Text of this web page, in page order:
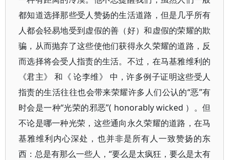
都知道选择那些受人赞扬的生活道路，但是几乎所有
人都会轻易地受到虚假的善（好）和虚假的荣耀的欺
骗，从而抛弃了这些使他们获得永久荣耀的道路，反
而选择将会受人指责的生活。不过，在马基雅维利的
《君主》 和《 论李维》 中，许多例子证明这些受人
指责的生活往往也会带来荣耀许多人们公认的“恶”有
时会是一种“光荣的邪恶”( honorably wicked ）。但
不论是哪一种光荣，这些通向永久荣耀的道路，在马
基雅维利内心深处，也并非是所有人一致赞扬的东
西：总是有那么一些人，“要么是太疯狂，要么是太有